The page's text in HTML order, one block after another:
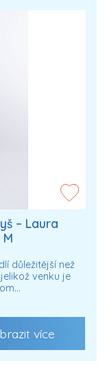
– Laura
důležitější než
venku je
více